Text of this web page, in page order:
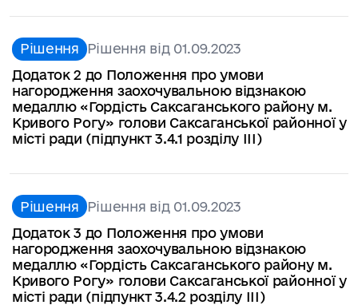
Рішення Рішення від 01.09.2023
Додаток 2 до Положення про умови
нагородження заохочувальною відзнакою
медаллю «Гордість Саксаганського району м.
Кривого Рогу» голови Саксаганської районної у
місті ради (підпункт 3.4.1 розділу ІІІ)
Рішення Рішення від 01.09.2023
Додаток 3 до Положення про умови
нагородження заохочувальною відзнакою
медаллю «Гордість Саксаганського району м.
Кривого Рогу» голови Саксаганської районної у
місті ради (підпункт 3.4.2 розділу ІІІ)